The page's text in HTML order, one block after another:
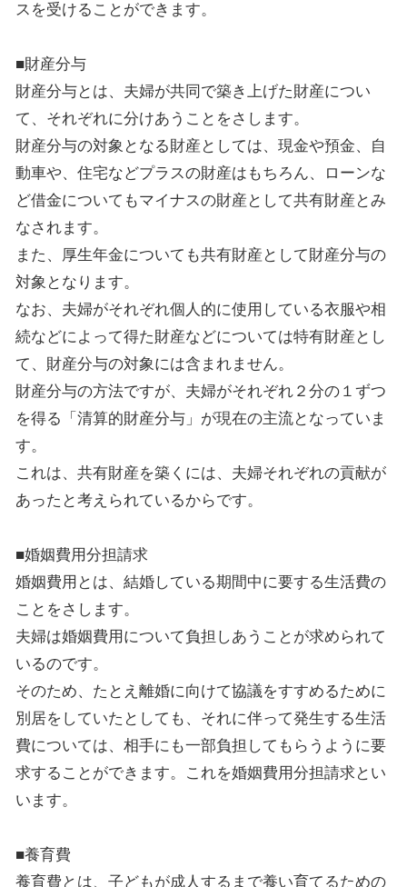
スを受けることができます。
■財産分与
財産分与とは、夫婦が共同で築き上げた財産につい
て、それぞれに分けあうことをさします。
財産分与の対象となる財産としては、現金や預金、自
動車や、住宅などプラスの財産はもちろん、ローンな
ど借金についてもマイナスの財産として共有財産とみ
なされます。
また、厚生年金についても共有財産として財産分与の
対象となります。
なお、夫婦がそれぞれ個人的に使用している衣服や相
続などによって得た財産などについては特有財産とし
て、財産分与の対象には含まれません。
財産分与の方法ですが、夫婦がそれぞれ２分の１ずつ
を得る「清算的財産分与」が現在の主流となっていま
す。
これは、共有財産を築くには、夫婦それぞれの貢献が
あったと考えられているからです。
■婚姻費用分担請求
婚姻費用とは、結婚している期間中に要する生活費の
ことをさします。
夫婦は婚姻費用について負担しあうことが求められて
いるのです。
そのため、たとえ離婚に向けて協議をすすめるために
別居をしていたとしても、それに伴って発生する生活
費については、相手にも一部負担してもらうように要
求することができます。これを婚姻費用分担請求とい
います。
■養育費
養育費とは、子どもが成人するまで養い育てるための